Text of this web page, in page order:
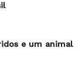
e um animal